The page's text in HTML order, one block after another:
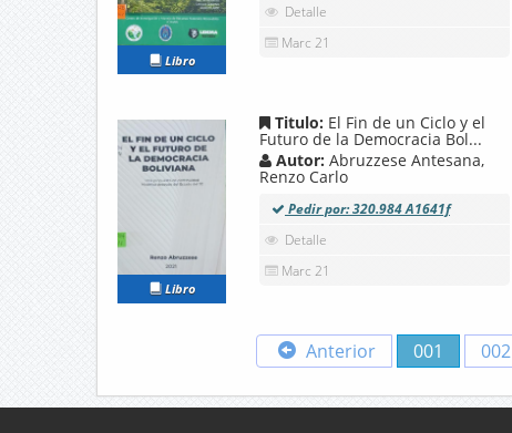
Libro
Detalle
Marc 21
Libro
Titulo: El Fin de un Ciclo y el
Futuro de la Democracia Bol...
Autor: Abruzzese Antesana,
Renzo Carlo
Pedir por: 320.984 A1641f
Detalle
Marc 21
Anterior 001 002